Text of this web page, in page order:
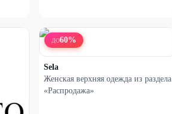
ДО60%
Sela
Женская верхняя одежда из раздела
«Распродажа»